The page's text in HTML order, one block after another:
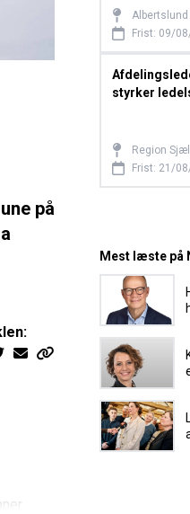
på
Frist: 09/
styrker
Region
Frist: 21/
Mest læste på